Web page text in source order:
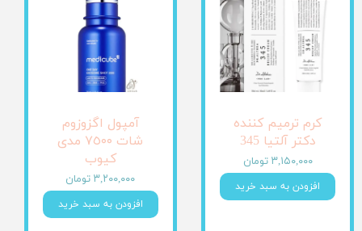
کرم ترمیم کننده
دکتر آلتیا 345
۳,۱۵۰,۰۰۰ تومان
افزودن به سبد خرید
آمپول اگزوزوم
شات ٧٥٠٠ مدی
کیوب
۳,۲۰۰,۰۰۰ تومان
افزودن به سبد خرید